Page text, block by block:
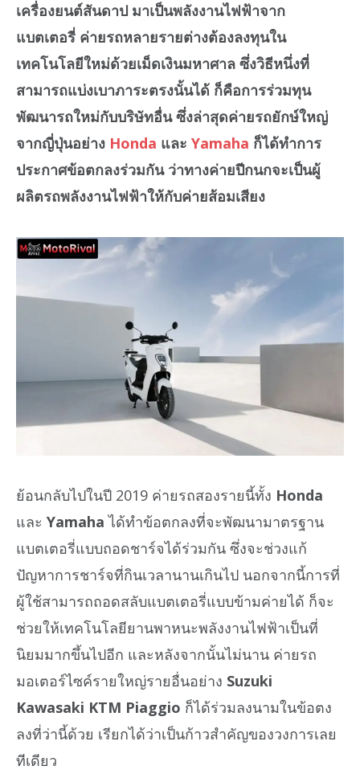
เครื่องยนต์สันดาป มาเป็นพลังงานไฟฟ้าจาก
แบตเตอรี่ ค่ายรถหลายรายต่างต้องลงทุนใน
เทคโนโลยีใหม่ด้วยเม็ดเงินมหาศาล ซึ่งวิธีหนึ่งที่
สามารถแบ่งเบาภาระตรงนั้นได้ ก็คือการร่วมทุน
พัฒนารถใหม่กับบริษัทอื่น ซึ่งล่าสุดค่ายรถยักษ์ใหญ่
จากญี่ปุ่นอย่าง Honda และ Yamaha ก็ได้ทำการ
ประกาศข้อตกลงร่วมกัน ว่าทางค่ายปีกนกจะเป็นผู้
ผลิตรถพลังงานไฟฟ้าให้กับค่ายส้อมเสียง
ย้อนกลับไปในปี 2019 ค่ายรถสองรายนี้ทั้ง Honda
และ Yamaha ได้ทำข้อตกลงที่จะพัฒนามาตรฐาน
แบตเตอรี่แบบถอดชาร์จได้ร่วมกัน ซึ่งจะช่วงแก้
ปัญหาการชาร์จที่กินเวลานานเกินไป นอกจากนี้การที่
ผู้ใช้สามารถถอดสลับแบตเตอรี่แบบข้ามค่ายได้ ก็จะ
ช่วยให้เทคโนโลยียานพาหนะพลังงานไฟฟ้าเป็นที่
นิยมมากขึ้นไปอีก และหลังจากนั้นไม่นาน ค่ายรถ
มอเตอร์ไซค์รายใหญ่รายอื่นอย่าง Suzuki
Kawasaki KTM Piaggio ก็ได้ร่วมลงนามในข้อตง
ลงที่ว่านี้ด้วย เรียกได้ว่าเป็นก้าวสำคัญของวงการเลย
ทีเดียว